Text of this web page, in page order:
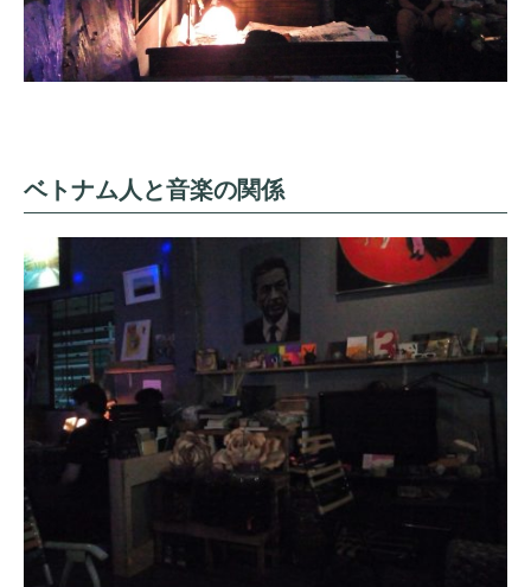
ベトナム人と音楽の関係